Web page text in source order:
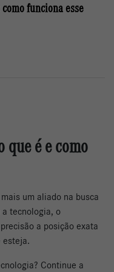
funciona esse
que é e como
um aliado na busca
a tecnologia, o
a posição exata
esteja.
Continue a